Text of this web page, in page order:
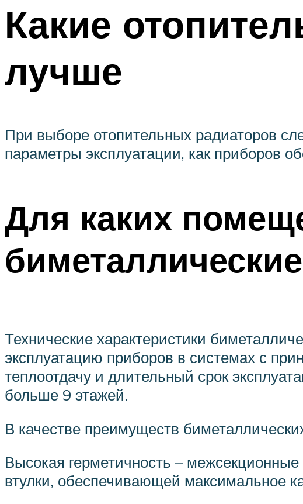
Какие
лучше
При выборе отопительных радиаторов
параметры эксплуатации, как приборов
Для каких
Технические характеристики
эксплуатацию приборов в системах с
теплоотдачу и длительный срок
больше 9 этажей.
В качестве преимуществ
Высокая герметичность –
втулки, обеспечивающей максимальное